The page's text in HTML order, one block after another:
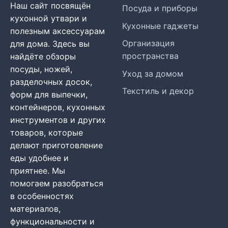
Наш сайт посвящён
кухонной утвари и
полезным аксессуарам
для дома. Здесь вы
найдёте обзоры
посуды, ножей,
разделочных досок,
форм для выпечки,
контейнеров, кухонных
инструментов и других
товаров, которые
делают приготовление
еды удобнее и
приятнее. Мы
помогаем разобраться
в особенностях
материалов,
функциональности и
Посуда и приборы
Кухонные гаджеты
Организация
пространства
Уход за домом
Текстиль и декор